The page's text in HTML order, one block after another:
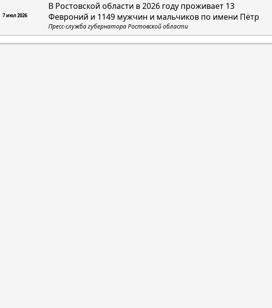
7 июл 2026
В Ростовской области в 2026 году проживает 13
Февроний и 1149 мужчин и мальчиков по имени Пётр
Пресс-служба губернатора Ростовской области